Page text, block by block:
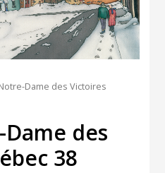
Dame des Victoires
des
38